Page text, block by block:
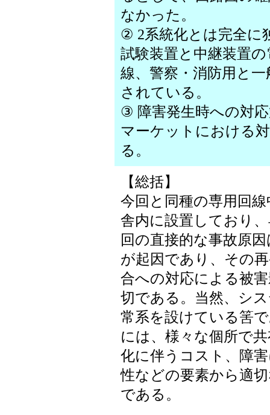
なかった。
② 2系統化とは完全に
試験装置と中継装置
線、警察・消防用と
されている。
③ 障害発生時への対
マーケットにおける
る。
【総括】
今回と同種の専用回
舎内に設置しており
回の直接的な事故原
が起因であり、その
合への対応による被
切である。当然、シ
常系を設けている筈
には、様々な個所で
化に伴うコスト、障
性などの要素から適
である。